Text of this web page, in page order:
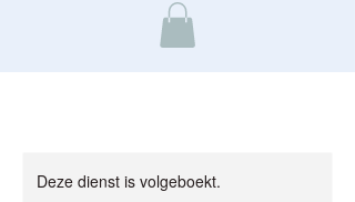
Deze dienst is volgeboekt.